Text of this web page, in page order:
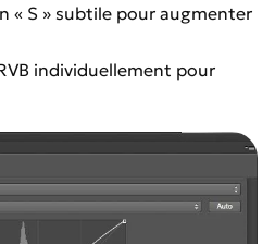
« S » subtile pour augmenter
individuellement pour